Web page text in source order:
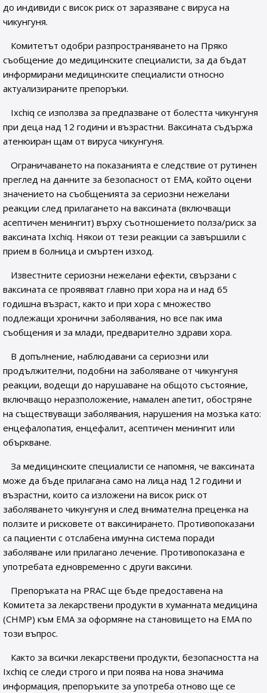
до индивиди с висок риск от заразяване с вируса на
чикунгуня.
Комитетът одобри разпространяването на Пряко
съобщение до медицинските специалисти, за да бъдат
информирани медицинските специалисти относно
актуализираните препоръки.
Ixchiq се използва за предпазване от болестта чикунгуня
при деца над 12 години и възрастни. Ваксината съдържа
атенюиран щам от вируса чикунгуня.
Ограничаването на показанията е следствие от рутинен
преглед на данните за безопасност от ЕМА, който оцени
значението на съобщенията за сериозни нежелани
реакции след прилагането на ваксината (включващи
асептичен менингит) върху съотношението полза/риск за
ваксината Ixchiq. Някои от тези реакции са завършили с
прием в болница и смъртен изход.
Известните сериозни нежелани ефекти, свързани с
ваксината се проявяват главно при хора на и над 65
годишна възраст, както и при хора с множество
подлежащи хронични заболявания, но все пак има
съобщения и за млади, предварително здрави хора.
В допълнение, наблюдавани са сериозни или
продължителни, подобни на заболяване от чикунгуня
реакции, водещи до нарушаване на общото състояние,
включващо неразположение, намален апетит, обостряне
на съществуващи заболявания, нарушения на мозъка като:
енцефалопатия, енцефалит, асептичен менингит или
объркване.
За медицинските специалисти се напомня, че ваксината
може да бъде прилагана само на лица над 12 години и
възрастни, които са изложени на висок риск от
заболяването чикунгуня и след внимателна преценка на
ползите и рисковете от ваксинирането. Противопоказани
са пациенти с отслабена имунна система поради
заболяване или прилагано лечение. Противопоказана е
употребата едновременно с други ваксини.
Препоръката на PRAC ще бъде предоставена на
Комитета за лекарствени продукти в хуманната медицина
(СНМР) към ЕМА за оформяне на становището на ЕМА по
този въпрос.
Както за всички лекарствени продукти, безопасността на
Ixchiq се следи строго и при поява на нова значима
информация, препоръките за употреба отново ще се